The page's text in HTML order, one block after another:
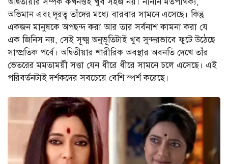
অভিমান এবং দূরত্ব তাঁদের মধ্যে বারবার সামনে এসেছে। কিন্তু
একজন মানুষকে অপছন্দ করা আর তার সর্বনাশ কামনা করা যে
এক জিনিস নয়, সেই সূক্ষ্ম অনুভূতিটাই খুব সুন্দরভাবে ফুটে উঠেছে
সাম্প্রতিক পর্বে। অদ্বিতীয়ার শারীরিক অবস্থার অবনতি দেখে তাঁর
ভেতরের মমতাময়ী সত্তা যেন ধীরে ধীরে সামনে চলে এসেছে। এই
পরিবর্তনটাই দর্শকদের সবচেয়ে বেশি স্পর্শ করেছে।